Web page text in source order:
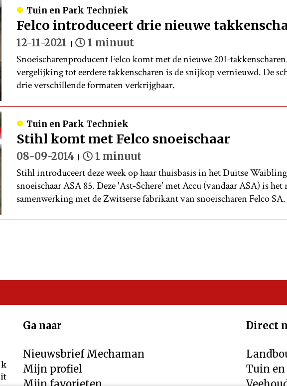
Tuin en Park Techniek
Felco introduceert drie nieuwe
12-11-2021 1 minuut
Snoeischarenproducent Felco komt met de nieuwe 201-
vergelijking tot eerdere takkenscharen is de snijkop vernieuwd. De
drie verschillende formaten verkrijgbaar.
Tuin en Park Techniek
Stihl komt met Felco snoeischaar
08-09-2014 1 minuut
Stihl introduceert deze week op haar thuisbasis in het Duitse
snoeischaar ASA 85. Deze 'Ast-Schere' met Accu (vandaar ASA) is het
samenwerking met de Zwitserse fabrikant van snoeischaren Felco SA.
Ga naar
Nieuwsbrief Mechaman
Mijn profiel
Direct
Tuin